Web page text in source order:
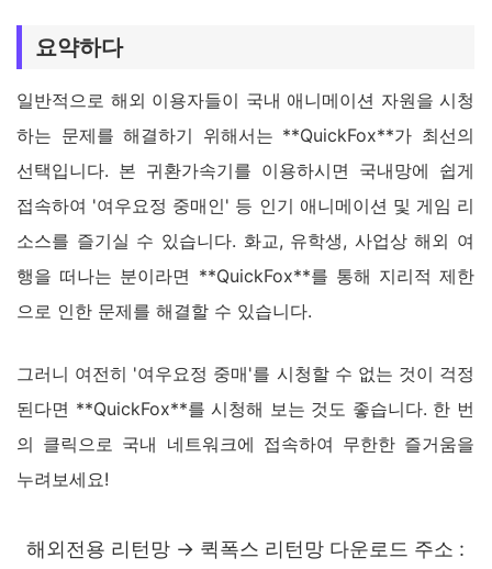
요약하다
일반적으로 해외 이용자들이 국내 애니메이션 자원을 시청
하는 문제를 해결하기 위해서는 **QuickFox**가 최선의
선택입니다. 본 귀환가속기를 이용하시면 국내망에 쉽게
접속하여 '여우요정 중매인' 등 인기 애니메이션 및 게임 리
소스를 즐기실 수 있습니다. 화교, 유학생, 사업상 해외 여
행을 떠나는 분이라면 **QuickFox**를 통해 지리적 제한
으로 인한 문제를 해결할 수 있습니다.
그러니 여전히 '여우요정 중매'를 시청할 수 없는 것이 걱정
된다면 **QuickFox**를 시청해 보는 것도 좋습니다. 한 번
의 클릭으로 국내 네트워크에 접속하여 무한한 즐거움을
누려보세요!
해외전용 리턴망 → 퀵폭스 리턴망 다운로드 주소 :